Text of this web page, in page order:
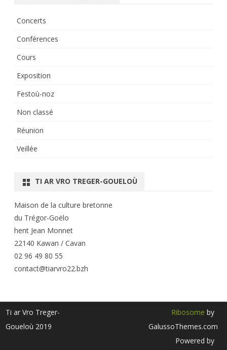
Concerts
Conférences
Cours
Exposition
Festoù-noz
Non classé
Réunion
Veillée
TI AR VRO TREGER-GOUELOÙ
Maison de la culture bretonne
du Trégor-Goëlo
hent Jean Monnet
22140 Kawan / Cavan
02 96 49 80 55
contact@tiarvro22.bzh
Ti ar Vro Treger-
Goueloù 2019
Ribosome by
GalussoThemes.com
Powered by